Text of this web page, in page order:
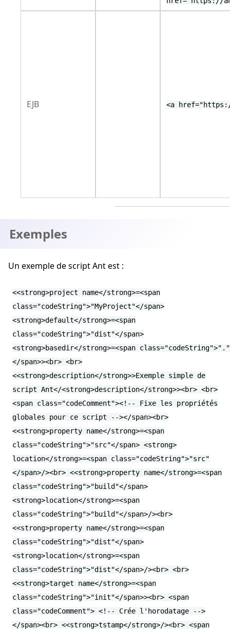
EJB <a
Exemples
Un exemple de script Ant est :
<<strong>project name</strong>=<span
class="codeString">"MyProject"</span>
<strong>default</strong>=<span
class="codeString">"dist"</span>
<strong>basedir</strong>=<span class="codeString">"."
</span>><br> <br>
<<strong>description</strong>>Exemple simple de
script Ant</<strong>description</strong>><br> <br>
<span class="codeComment"><!-- Fixe les propriétés
globales pour ce script --></span><br>
<<strong>property name</strong>=<span
class="codeString">"src"</span> <strong>
location</strong>=<span class="codeString">"src"
</span>/><br> <<strong>property name</strong>=<span
class="codeString">"build"</span>
<strong>location</strong>=<span
class="codeString">"build"</span>/><br>
<<strong>property name</strong>=<span
class="codeString">"dist"</span>
<strong>location</strong>=<span
class="codeString">"dist"</span>/><br> <br>
<<strong>target name</strong>=<span
class="codeString">"init"</span>><br> <span
class="codeComment"> <!-- Crée l'horodatage -->
</span><br> <<strong>tstamp</strong>/><br> <span